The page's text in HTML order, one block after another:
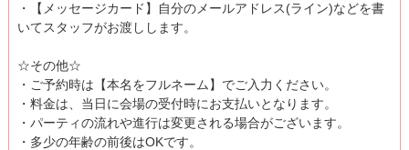
・【メッセージカード】自分のメールアドレス(ライン)などを書
いてスタッフがお渡しします。
☆その他☆
・ご予約時は【本名をフルネーム】でご入力ください。
・料金は、当日に会場の受付時にお支払いとなります。
・パーティの流れや進行は変更される場合がございます。
・多少の年齢の前後はOKです。